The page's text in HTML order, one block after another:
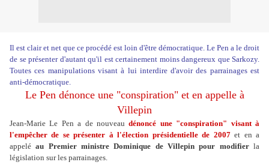
Il est clair et net que ce procédé est loin d'être démocratique. Le Pen a le droit
de se présenter d'autant qu'il est certainement moins dangereux que Sarkozy.
Toutes ces manipulations visant à lui interdire d'avoir des parrainages est
anti-démocratique.
Le Pen dénonce une "conspiration" et en appelle à
Villepin
Jean-Marie Le Pen a de nouveau dénoncé une "conspiration" visant à
l'empêcher de se présenter à l'élection présidentielle de 2007et en a
appelé au Premier ministre Dominique de Villepin pour modifierla
législation sur les parrainages.